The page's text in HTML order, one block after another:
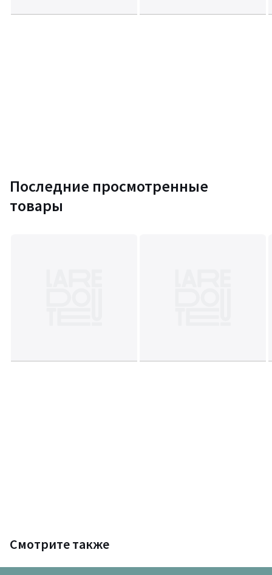
Последние просмотренные
товары
Смотрите также